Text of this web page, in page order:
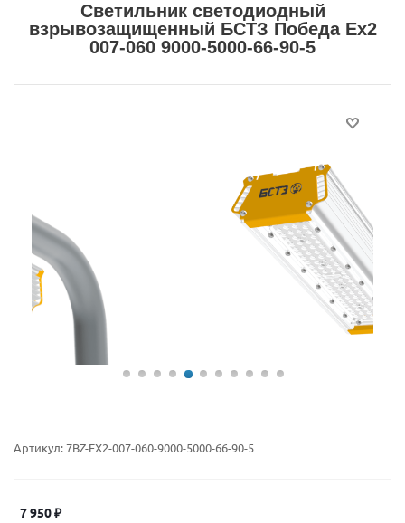
Светильник светодиодный
взрывозащищенный БСТЗ Победа Ex2
007-060 9000-5000-66-90-5
Артикул:7BZ-EX2-007-060-9000-5000-66-90-5
7 950₽